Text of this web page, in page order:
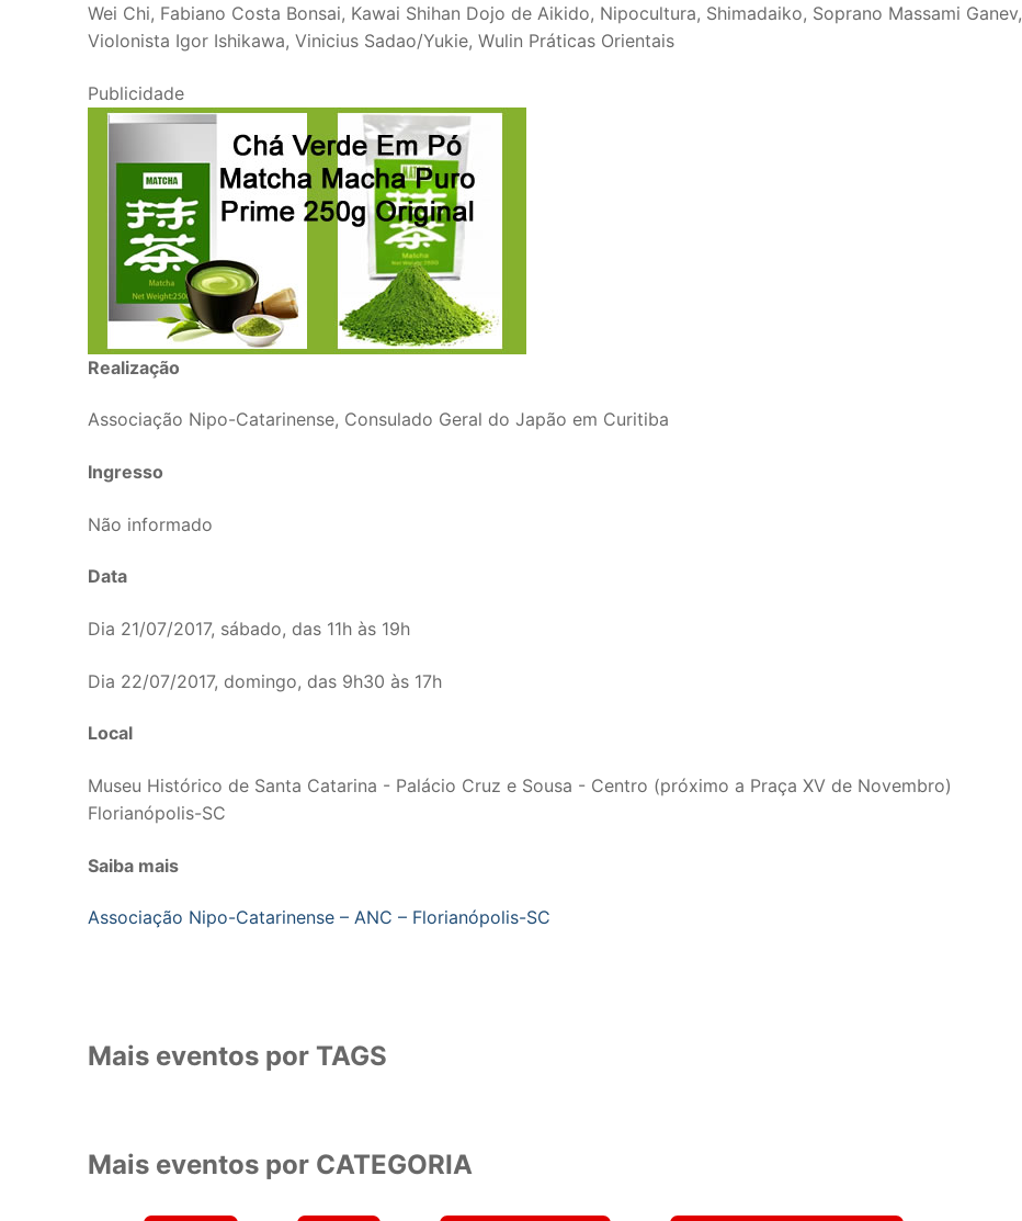
Wei Chi, Fabiano Costa Bonsai, Kawai Shihan Dojo de Aikido, Nipocultura, Shimadaiko, Soprano Massami Ganev,
Violonista Igor Ishikawa, Vinicius Sadao/Yukie, Wulin Práticas Orientais
Publicidade
Realização
Associação Nipo-Catarinense, Consulado Geral do Japão em Curitiba
Ingresso
Não informado
Data
Dia 21/07/2017, sábado, das 11h às 19h
Dia 22/07/2017, domingo, das 9h30 às 17h
Local
Museu Histórico de Santa Catarina - Palácio Cruz e Sousa - Centro (próximo a Praça XV de Novembro)
Florianópolis-SC
Saiba mais
Associação Nipo-Catarinense – ANC – Florianópolis-SC
Mais eventos por TAGS
Mais eventos por CATEGORIA